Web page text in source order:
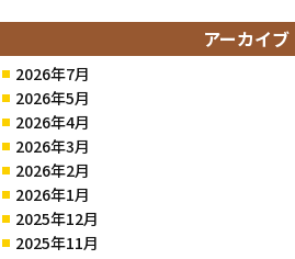
アーカイブ
2026年7月
2026年5月
2026年4月
2026年3月
2026年2月
2026年1月
2025年12月
2025年11月